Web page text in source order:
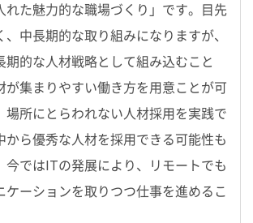
れた魅力的な職場づくり」です。目先
、中長期的な取り組みになりますが、
期的な人材戦略として組み込むこと
が集まりやすい働き方を用意ことが可
場所にとらわれない人材採用を実践で
から優秀な人材を採用できる可能性も
今ではITの発展により、リモートでも
ケーションを取りつつ仕事を進めるこ